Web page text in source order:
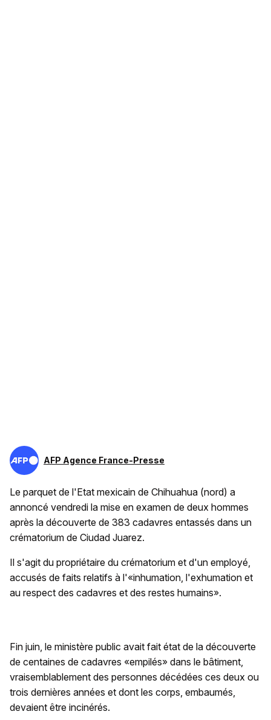
AFP Agence France-Presse
Le parquet de l'Etat mexicain de Chihuahua (nord) a
annoncé vendredi la mise en examen de deux hommes
après la découverte de 383 cadavres entassés dans un
crématorium de Ciudad Juarez.
Il s'agit du propriétaire du crématorium et d'un employé,
accusés de faits relatifs à l'«inhumation, l'exhumation et
au respect des cadavres et des restes humains».
Fin juin, le ministère public avait fait état de la découverte
de centaines de cadavres «empilés» dans le bâtiment,
vraisemblablement des personnes décédées ces deux ou
trois dernières années et dont les corps, embaumés,
devaient être incinérés.